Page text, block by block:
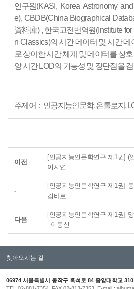
연구원(KASI, Korea Astronomy
e), CBDB(China Biographical
資料庫) , 한국고전번역원(Institute
n Classics)의 시간 데이터 및 시간
로 상이한 시간 체계 및 데이터를 상
양 시간 LOD의 가능성 및 장단점을
주제어 ： 인공지능인문학,온톨로지 ,
이전
[인공지능인문학연구 제1권] (
이시연
-
[인공지능인문학연구 제1권]
김바로
다음
[인공지능인문학연구 제1권]
_이동신
찾아오시는 길
06974 서울특별시 동작구 흑석로 84 중앙대학교